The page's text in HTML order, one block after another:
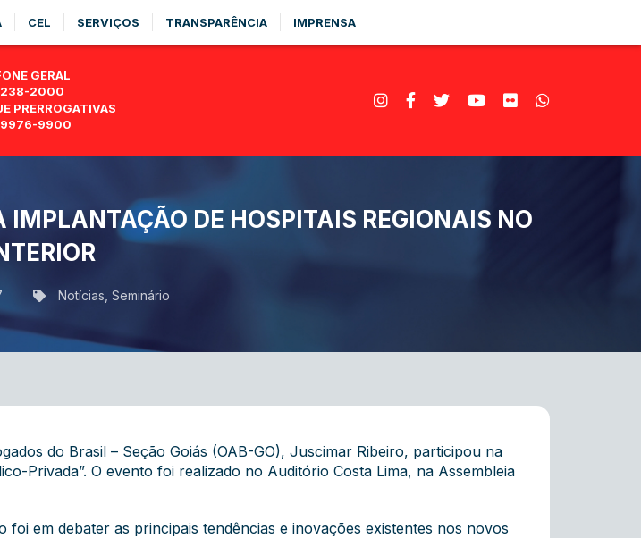
CEL SERVIÇOS TRANSPARÊNCIA IMPRENSA
GERAL
2000
PRERROGATIVAS
9900
IMPLANTAÇÃO DE HOSPITAIS REGIONAIS NO
Notícias Seminário
do Brasil – Seção Goiás (OAB-GO), Juscimar Ribeiro, participou na
Privada”. O evento foi realizado no Auditório Costa Lima, na Assembleia
em debater as principais tendências e inovações existentes nos novos